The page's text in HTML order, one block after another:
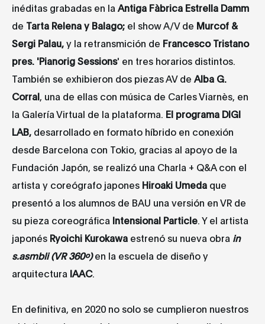
inéditas grabadas en la Antiga Fàbrica Estrella Damm
de Tarta Relena y Balago; el show A/V de Murcof &
Sergi Palau,y la retransmición de Francesco Tristano
pres. 'Pianorig Sessions' en tres horarios distintos.
También se exhibieron dos piezas AV de Alba G.
Corral , una de ellas con música de Carles Viarnès, en
la Galería Virtual de la plataforma. El programa DIGI
LAB, desarrollado en formato híbrido en conexión
desde Barcelona con Tokio, gracias al apoyo de la
Fundación Japón, se realizó una Charla + Q&A con el
artista y coreógrafo japones Hiroaki Umeda que
presentó a los alumnos de BAU una versión en VR de
su pieza coreográfica Intensional Particle . Y el artista
japonés Ryoichi Kurokawa estrenó su nueva obra in
s.asmbli (VR 360º)en la escuela de diseño y
arquitectura IAAC.
En definitiva, en 2020 no solo se cumplieron nuestros